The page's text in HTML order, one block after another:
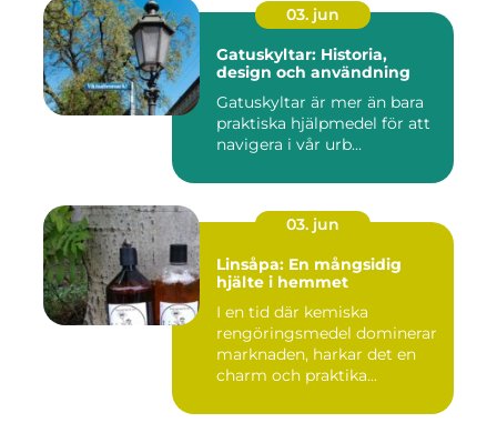
03. jun
Gatuskyltar: Historia,
design och användning
Gatuskyltar är mer än bara
praktiska hjälpmedel för att
navigera i vår urb...
03. jun
Linsåpa: En mångsidig
hjälte i hemmet
I en tid där kemiska
rengöringsmedel dominerar
marknaden, harkar det en
charm och praktika...